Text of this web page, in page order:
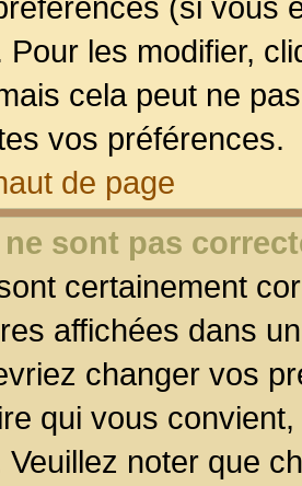
Pour les modifier,
cela peut ne
vos préférences.
de page
sont pas
certainement
affichées dans
changer vos
qui vous
Veuillez noter que